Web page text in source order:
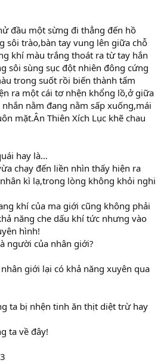
đầu một sừng đi thẳng đến hồ
sôi trào,bàn tay vung lên giữa chỗ
khí màu trắng thoát ra từ tay hắn
sôi sùng sục đột nhiên đông cứng
trong suốt rồi biến thành tấm
ra một cái tơ nhện khổng lồ,ở giữa
nằm đang nằm sấp xuống,mái
mặt.Ân Thiên Xích Lục khẽ chau
hay là…
chạy đến liền nhìn thấy hiện ra
kì lạ,trong lòng không khỏi nghi
khí của ma giới cũng không phải
năng che dấu khí tức nhưng vào
hình!
người của nhân giới?
giới lại có khả năng xuyên qua
ta bị nhện tinh ăn thịt diệt trừ hay
ta về đây!